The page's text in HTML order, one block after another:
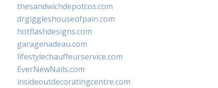
thesandwichdepotcos.com
drgiggleshouseofpain.com
hotflashdesigns.com
garagenadeau.com
lifestylechauffeurservice.com
EverNewNails.com
insideoutdecoratingcentre.com